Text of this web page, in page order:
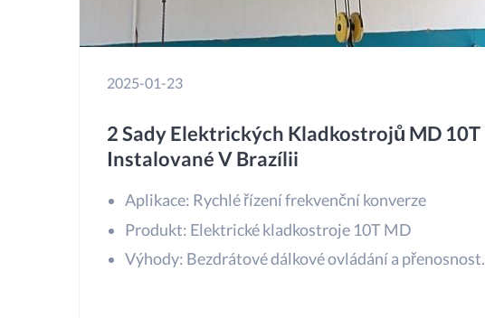
2025-01-23
2 Sady Elektrických Kladkostrojů MD 10T
Instalované V Brazílii
Aplikace: Rychlé řízení frekvenční konverze
Produkt: Elektrické kladkostroje 10T MD
Výhody: Bezdrátové dálkové ovládání a přenosnost.